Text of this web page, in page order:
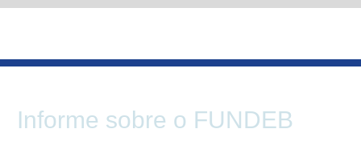
Ir
conteúdo
Informe sobre o FUNDEB